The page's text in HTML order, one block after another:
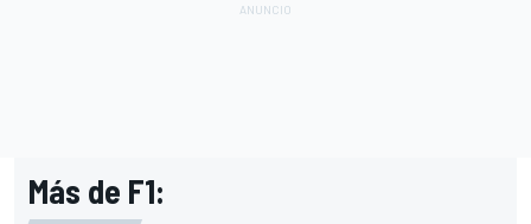
Más de F1: